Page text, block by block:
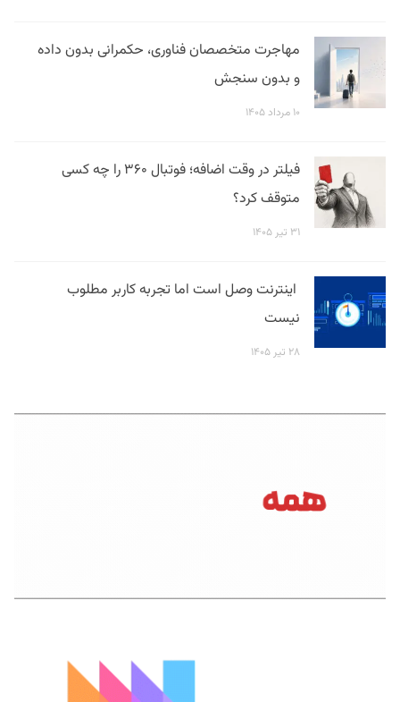
مهاجرت متخصصان فناوری، حکمرانی بدون داده
و بدون سنجش
۱۰ مرداد ۱۴۰۵
فیلتر در وقت اضافه؛ فوتبال ۳۶۰ را چه کسی
متوقف کرد؟
۳۱ تیر ۱۴۰۵
اینترنت وصل است اما تجربه کاربر مطلوب
نیست
۲۸ تیر ۱۴۰۵